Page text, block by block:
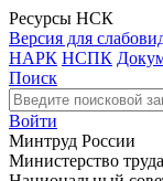
Ресурсы НСК
Версия для
НАРК НСПК
Поиск
Войти
Минтруд России
Министерство